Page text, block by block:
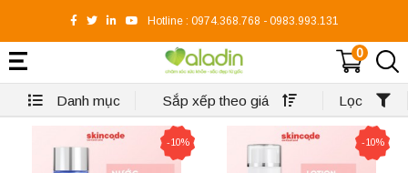
Hotline : 0974.368.768 - 0983.993.131
0
Danh mục Sắp xếp theo giá Lọc
-10% -10%